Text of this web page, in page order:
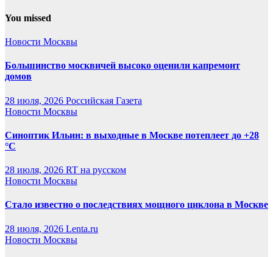
You missed
Новости Москвы
Большинство москвичей высоко оценили капремонт
домов
28 июля, 2026 Российская Газета
Новости Москвы
Синоптик Ильин: в выходные в Москве потеплеет до +28
°C
28 июля, 2026 RT на русском
Новости Москвы
Стало известно о последствиях мощного циклона в Москве
28 июля, 2026 Lenta.ru
Новости Москвы